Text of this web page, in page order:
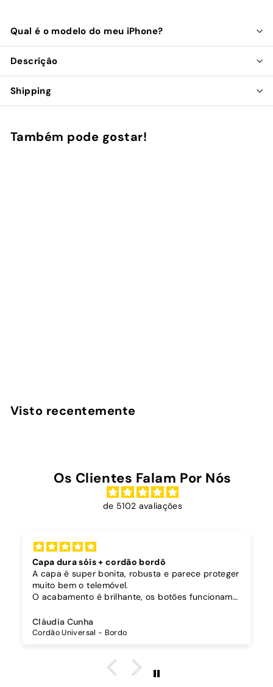
Qual é o modelo do meu iPhone?
Descrição
Shipping
Também pode gostar!
Visto recentemente
Os Clientes Falam Por Nós
de 5102 avaliações
Capa dura sóis + cordão bordô
A capa é super bonita, robusta e parece proteger
muito bem o telemóvel.
O acabamento é brilhante, os botões funcionam
Comprei também um cordão à parte para
pendurar o telemóvel e como a capa é dura o
é top, eu não uso no máximo e ele passa me a
Cláudia Cunha
Cordão Universal - Bordo